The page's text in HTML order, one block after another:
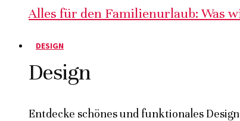
Alles für den Familienurlaub: Was
DESIGN
Design
Entdecke schönes und funktionales